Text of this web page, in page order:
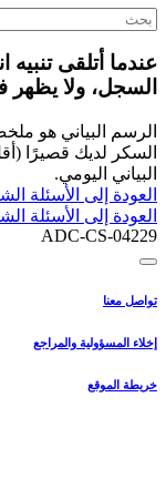
عندما أتلقى
السجل، ولا يظهر
الرسم البياني هو
البياني اليومي.
العودة إلى الأسئلة
العودة إلى الأسئلة
ADC-CS-04229
تواصل معنا
إخلاء المسؤولية والمراجع
خريطة الموقع